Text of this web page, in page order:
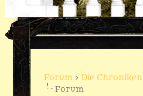
Forum › Die Chroniken
Forum